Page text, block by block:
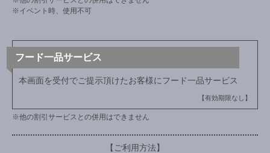
※イベント時、使用不可
フード一品サービス
本画面を受付でご提示頂けたお客様にフード一品サービス
【有効期限なし】
※他の割引サービスとの併用はできません
【ご利用方法】